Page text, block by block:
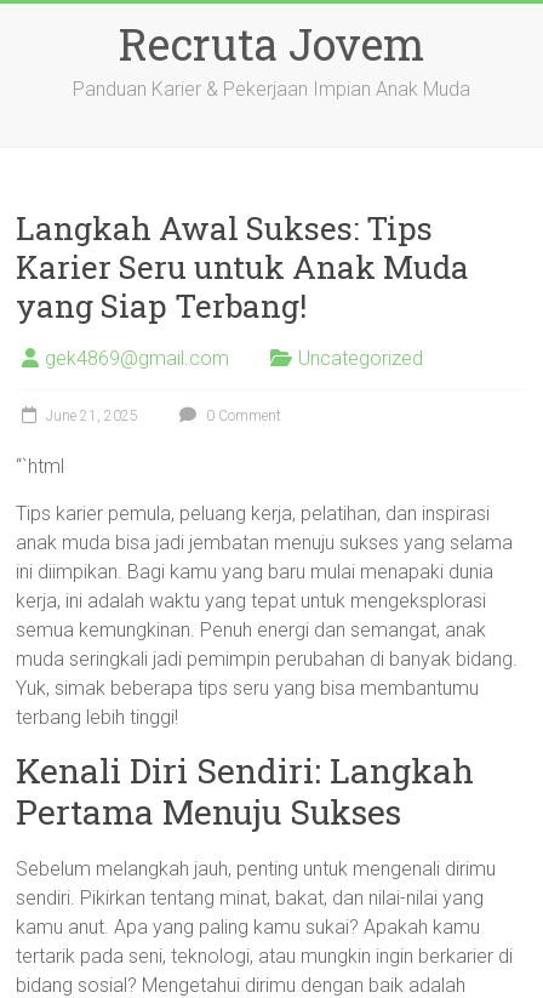
Recruta Jovem
Panduan Karier & Pekerjaan Impian Anak Muda
Langkah Awal Sukses: Tips
Karier Seru untuk Anak Muda
yang Siap Terbang!
gek4869@gmail.com Uncategorized
June 21, 2025 0 Comment
“`html
Tips karier pemula, peluang kerja, pelatihan, dan inspirasi
anak muda bisa jadi jembatan menuju sukses yang selama
ini diimpikan. Bagi kamu yang baru mulai menapaki dunia
kerja, ini adalah waktu yang tepat untuk mengeksplorasi
semua kemungkinan. Penuh energi dan semangat, anak
muda seringkali jadi pemimpin perubahan di banyak bidang.
Yuk, simak beberapa tips seru yang bisa membantumu
terbang lebih tinggi!
Kenali Diri Sendiri: Langkah
Pertama Menuju Sukses
Sebelum melangkah jauh, penting untuk mengenali dirimu
sendiri. Pikirkan tentang minat, bakat, dan nilai-nilai yang
kamu anut. Apa yang paling kamu sukai? Apakah kamu
tertarik pada seni, teknologi, atau mungkin ingin berkarier di
bidang sosial? Mengetahui dirimu dengan baik adalah